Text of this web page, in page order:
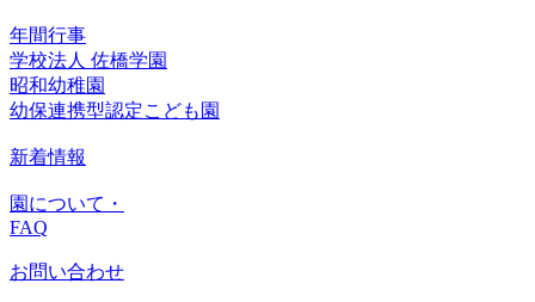
年間行事
学校法人 佐橋学園
昭和幼稚園
幼保連携型認定こども園
新着情報
園について・
FAQ
お問い合わせ